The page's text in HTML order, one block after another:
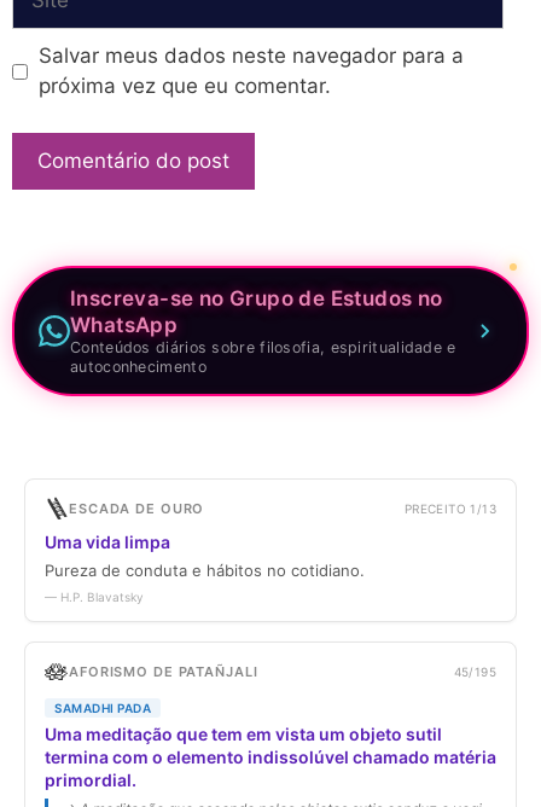
Salvar meus dados neste navegador para a
próxima vez que eu comentar.
Inscreva-se no Grupo de Estudos no
WhatsApp
Conteúdos diários sobre filosofia, espiritualidade e
autoconhecimento